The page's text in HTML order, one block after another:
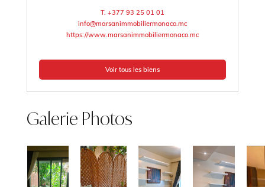
T. +377 93 25 01 01
info@marsanimmobiliermonaco.mc
https://www.marsanimmobiliermonaco.mc
Voir tous les biens
Galerie Photos